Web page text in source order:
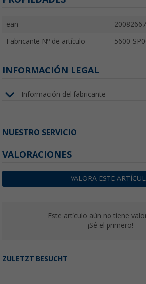
ean
Fabricante Nº de artículo 5600-
INFORMACIÓN LEGAL
Información del fabricante
NUESTRO SERVICIO
VALORACIONES
VALORA ESTE
Este artículo aún no tiene
¡Sé el primero!
ZULETZT BESUCHT